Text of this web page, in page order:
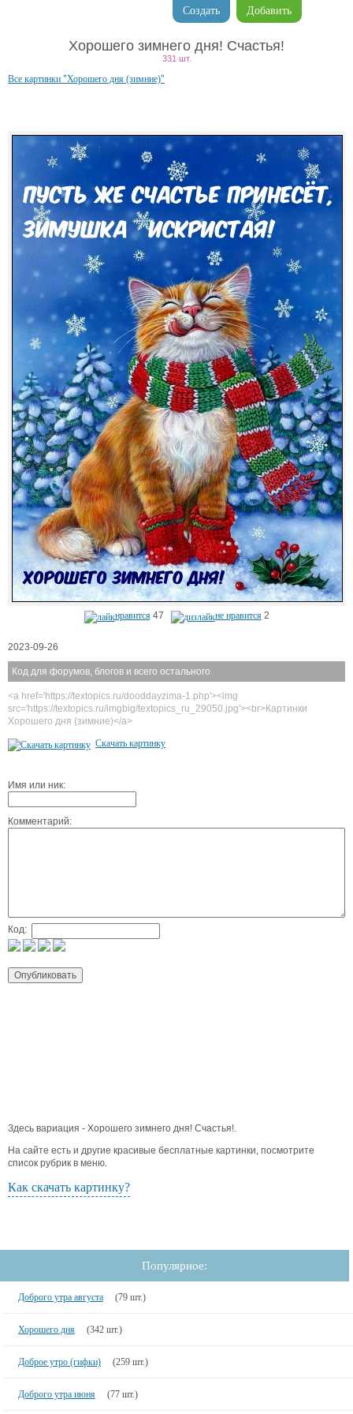
Добавить
Создать
Хорошего зимнего дня! Счастья!
331 шт.
Все картинки "Хорошего дня (зимние)"
нравится 47 не нравится 2
2023-09-26
Код для форумов, блогов и всего остального
<a href='https://textopics.ru/dooddayzima-1.php'><img
src='https://textopics.ru/imgbig/textopics_ru_29050.jpg'><br>Картинки
Хорошего дня (зимние)</a>
Скачать картинку
Имя или ник:
Комментарий:
Код:
Здесь вариация - Хорошего зимнего дня! Счастья!.
На сайте есть и другие красивые бесплатные картинки, посмотрите
список рубрик в меню.
Как скачать картинку?
Популярное:
Доброго утра августа (79 шт.)
Хорошего дня (342 шт.)
Доброе утро (гифки) (259 шт.)
Доброго утра июня (77 шт.)